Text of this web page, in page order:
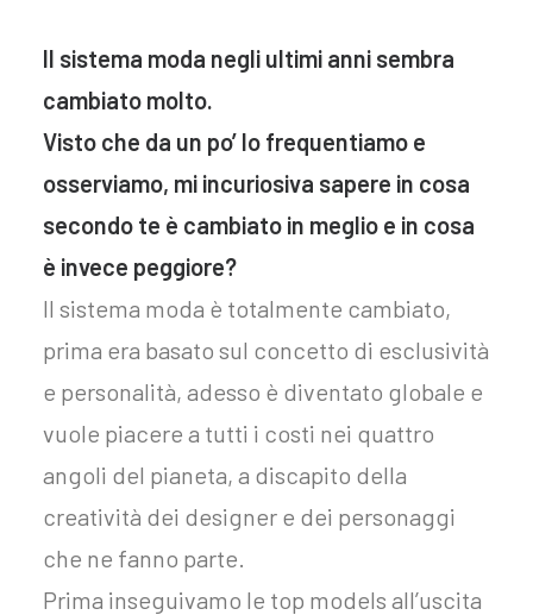
Il sistema moda negli ultimi anni sembra
cambiato molto.
Visto che da un po’ lo frequentiamo e
osserviamo, mi incuriosiva sapere in cosa
secondo te è cambiato in meglio e in cosa
è invece peggiore?
Il sistema moda è totalmente cambiato,
prima era basato sul concetto di esclusività
e personalità, adesso è diventato globale e
vuole piacere a tutti i costi nei quattro
angoli del pianeta, a discapito della
creatività dei designer e dei personaggi
che ne fanno parte.
Prima inseguivamo le top models all’uscita